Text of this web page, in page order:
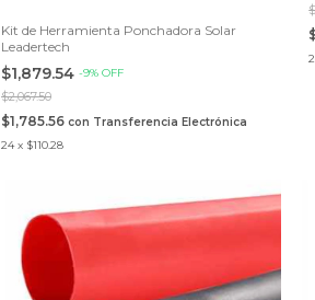
Kit de Herramienta Ponchadora Solar
Leadertech
$1,879.54 -9% OFF
$2,067.50
$1,785.56 con Transferencia Electrónica
24 x $110.28